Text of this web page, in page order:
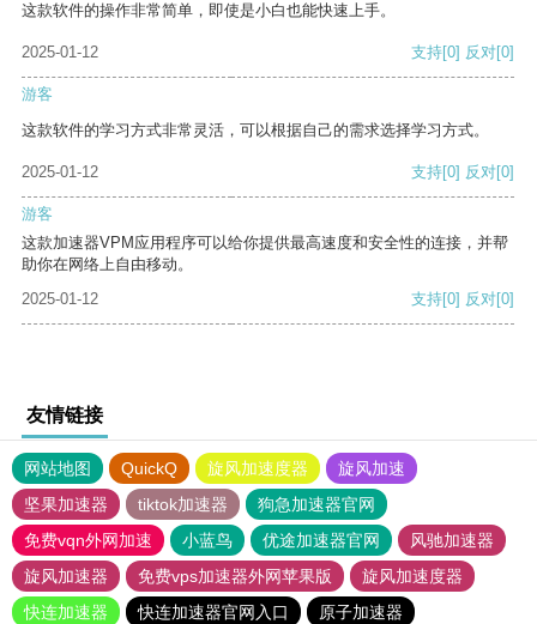
这款软件的操作非常简单，即使是小白也能快速上手。
2025-01-12 支持[0] 反对[0]
游客
这款软件的学习方式非常灵活，可以根据自己的需求选择学习方式。
2025-01-12 支持[0] 反对[0]
游客
这款加速器VPM应用程序可以给你提供最高速度和安全性的连接，并帮
助你在网络上自由移动。
2025-01-12
支持[0] 反对[0]
友情链接
网站地图 QuickQ 旋风加速度器
旋风加速
坚果加速器
tiktok加速器
狗急加速器官网
免费vqn外网加速
小蓝鸟 优途加速器官网
风驰加速器
旋风加速器
免费vps加速器外网苹果版
旋风加速度器
快连加速器
快连加速器官网入口
原子加速器